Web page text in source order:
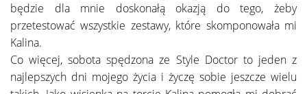
będzie dla mnie doskonałą okazją do tego, żeby
przetestować wszystkie zestawy, które skomponowała mi
Kalina.
Co więcej, sobota spędzona ze Style Doctor to jeden z
najlepszych dni mojego życia i życzę sobie jeszcze wielu